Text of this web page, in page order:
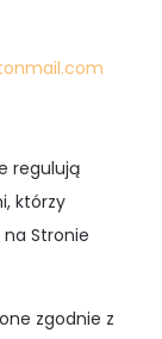
regulują
którzy
Stronie
zgodnie z